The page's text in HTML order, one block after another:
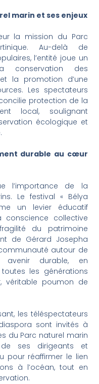
marin et ses enjeux
la mission du Parc
Au-delà de
l’entité joue un
conservation des
la promotion d’une
Les spectateurs
protection de la
local, soulignant
écologique et
durable au cœur
l’importance de la
Le festival « Bélya
un levier éducatif
collective
du patrimoine
de Gérard Josepha
autour de
durable, en
les générations
poumon de
les téléspectateurs
sont invités à
du Parc naturel marin
ses dirigeants et
pour réaffirmer le lien
à l’océan, tout en